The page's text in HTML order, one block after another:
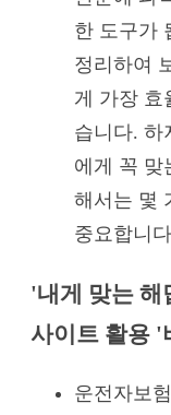
한 도구가
정리하여
게 가장 효
습니다. 하
에게 꼭 맞
해서는 몇
중요합니
'내게 맞는 해
사이트 활용 '
운전자보